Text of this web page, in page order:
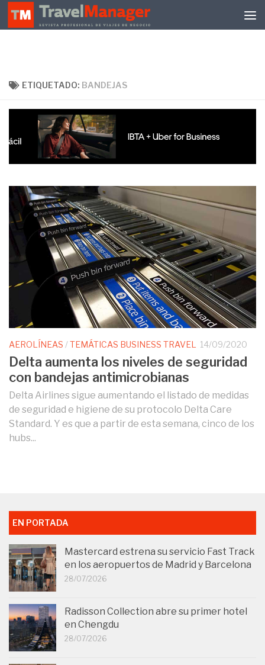
Debajo del contenido
ETIQUETADO: BANDEJAS
AEROLÍNEAS /TEMÁTICAS BUSINESS TRAVEL 14/09/2020
Delta aumenta los niveles de seguridad
con bandejas antimicrobianas
Delta Airlines sigue aumentando el listado de medidas
de seguridad e higiene de su protocolo Delta Care
Standard. Y es que a partir de esta semana, cinco de los
hubs...
EN PORTADA
Mastercard estrena su servicio Fast Track
en los aeropuertos de Madrid y Barcelona
28/07/2026
Radisson Collection abre su primer hotel
en Chengdu
28/07/2026